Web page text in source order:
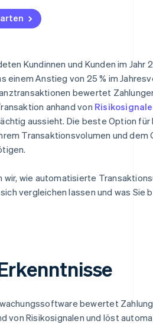
benötigen Sie?
Ihres Teams für das
mit Modellaktualisierungen um?
Kundinnen und Kunden im
einem Anstieg von 25 % im
bewertet
anhand von
aussieht. Die beste Option für
Transaktionsvolumen und dem
wir, wie automatisierte
vergleichen lassen und was Sie
bewertet
von Risikosignalen und löst